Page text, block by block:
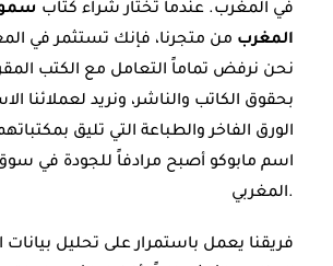
في المغرب. عندما تختار شراء كتاب سمو
المغرب من متجرنا، فإنك تستثمر في
نحن نرفض تماماً التعامل مع الكتب
بحقوق الكاتب والناشر، ونريد لعملائنا
الورق الفاخر والطباعة التي تليق
اسم مابوكو أصبح مرادفاً للجودة في
المغربي.
فريقنا يعمل باستمرار على تحليل بيانات